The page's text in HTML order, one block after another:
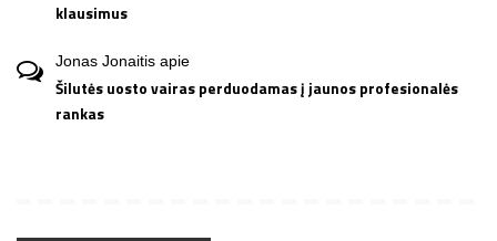
klausimus
Jonas Jonaitis apie
Šilutės uosto vairas perduodamas į jaunos profesionalės
rankas